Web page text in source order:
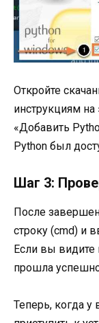
Откройте
инструкциям на
«Добавить
Python был
Шаг 3:
После
строку (cmd) и
Если вы видите
прошла
Теперь, когда у